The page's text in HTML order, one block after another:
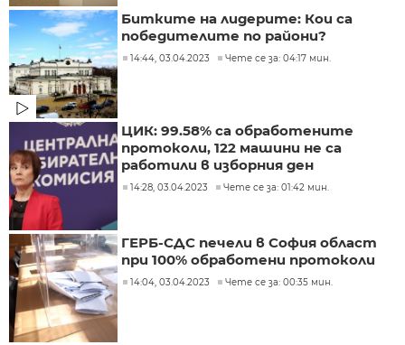
Битките на лидерите: Кои са
победителите по райони?
14:44, 03.04.2023 Чете се за: 04:17 мин.
ЦИК: 99.58% са обработените
протоколи, 122 машини не са
работили в изборния ден
14:28, 03.04.2023 Чете се за: 01:42 мин.
ГЕРБ-СДС печели в София област
при 100% обработени протоколи
14:04, 03.04.2023 Чете се за: 00:35 мин.